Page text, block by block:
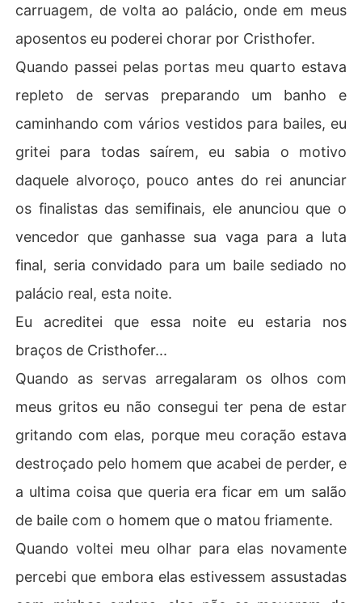
carruagem, de volta ao palácio, onde em meus
aposentos eu poderei chorar por Cristhofer.
Quando passei pelas portas meu quarto estava
repleto de servas preparando um banho e
caminhando com vários vestidos para bailes, eu
gritei para todas saírem, eu sabia o motivo
daquele alvoroço, pouco antes do rei anunciar
os finalistas das semifinais, ele anunciou que o
vencedor que ganhasse sua vaga para a luta
final, seria convidado para um baile sediado no
palácio real, esta noite.
Eu acreditei que essa noite eu estaria nos
braços de Cristhofer...
Quando as servas arregalaram os olhos com
meus gritos eu não consegui ter pena de estar
gritando com elas, porque meu coração estava
destroçado pelo homem que acabei de perder, e
a ultima coisa que queria era ficar em um salão
de baile com o homem que o matou friamente.
Quando voltei meu olhar para elas novamente
percebi que embora elas estivessem assustadas